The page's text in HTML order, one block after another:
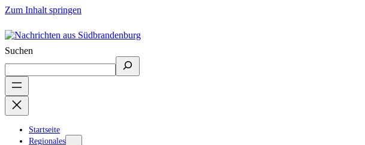
Zum Inhalt springen
Suchen
Startseite
Regionales